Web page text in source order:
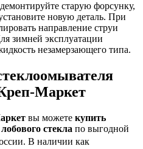
старую форсунку,
новую деталь. При
направление струи
зимней эксплуатации
незамерзающего типа.
Маркет
вы можете купить
стекла по выгодной
В наличии как